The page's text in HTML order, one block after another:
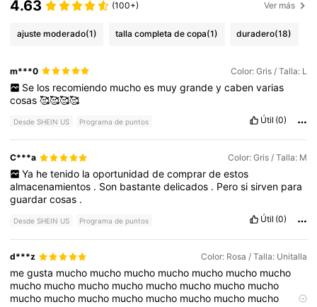
4.63 (100+) Ver más
ajuste moderado(1) talla completa de copa(1) duradero(18)
m***0 Color: Gris / Talla: L
Se los recomiendo mucho es muy grande y caben varias
cosas🥰🥰🥰🥰
Desde SHEIN US Programa de puntos Útil (0)
C***a Color: Gris / Talla: M
Ya he tenido la oportunidad de comprar de estos
almacenamientos . Son bastantedelicados . Perosisirven para
guardarcosas .
Desde SHEIN US Programa de puntos Útil (0)
d***z Color: Rosa / Talla: Unitalla
megusta mucho mucho mucho mucho mucho mucho mucho
mucho mucho mucho mucho mucho mucho mucho mucho
mucho mucho mucho mucho mucho mucho mucho mucho